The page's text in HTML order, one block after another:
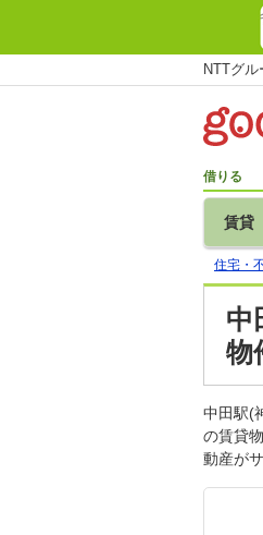
NTTグ
借りる
賃貸
住宅・
中
物
中田駅(
の賃貸
動産が